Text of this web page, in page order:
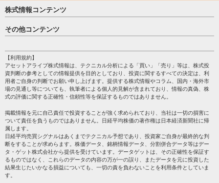
株式情報コンテンツ
日経平均
売買シグナル
株テーマ情報
海外市況
投資カレンダー
格付け情報
その他コンテンツ
個人情報保護方針
プライバシーポリシー
会社案内
サイトマップ
過去データ
【利用規約】
アセットアライブ株式情報は、テクニカル分析による「買い」「売り」等は、株式投
資判断の参考としての情報提供を目的としており、投資に関するすべての決定は、利
用者ご自身の判断でお願い申し上げます。提供する株式情報やコラム、国内・海外市
場の見通し等についても、執筆者による個人的見解が含まれており、情報の真偽、株
式の評価に関する正確性・信頼性等を保証するものではありません。
掲載情報を元に自己責任で投資することが強く求められており、当社は一切の損害に
ついて責任を負うものではありません。日経平均株価の著作権は日本経済新聞社に帰
属します。
日経平均売買シグナルはあくまでテクニカル予想であり、投資家ご自身が最終的な判
断をすることが求めらます。株価データ、銘柄情報データ、分割併合データ等はデー
タ・ゲット株式会社から提供を受けています。データゲットは、その正確性を保証す
るものではなく、これらのデータの内容の万が一の誤り、またデータを元に投資した
結果生じたいかなる損益についても、一切の責を負わないことを利用条件としていま
す。